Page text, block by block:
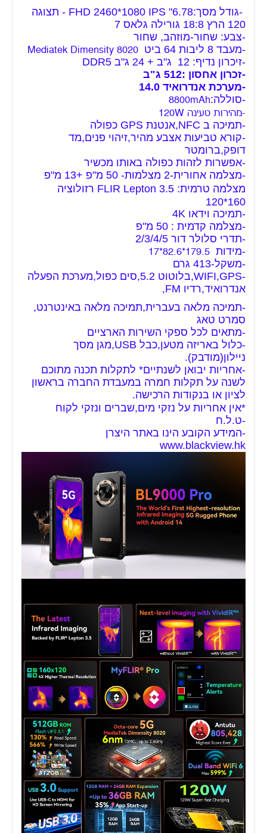
-גודל מסך:6.78" FHD 2460*1080 IPS - תצוגה
120 הרץ 18:8 גורילה גלאס 7
-צבע: שחור-מוזהב, שחור
-מעבד 8 ליבות 64 ביט
-זיכרון נדיף: 12 ג"ב + 24 ג"ב DDR5
-זכרון אחסון :512 ג"ב
-מערכת אנדרואיד 14.0
-סוללה:8800mAh
-מהירות טעינה 120W
-תמיכה ב NFC,אנטנת GPS כפולה
-קורא טביעות אצבע מהיר,זיהוי פנים,מד
דופק,ברומטר
-אפשרות לזהות כפולה באותו מכשיר
-מצלמה אחורית-2 מצלמות- 50 מ"פ +13 מ"פ
מצלמה טרמית: FLIR Lepton 3.5 רזולוציה
160*120
-תמיכה וידאו 4K
-מצלמה קדמית : 50 מ"פ
-תדרי סלולר דור 2/3/4/5
-מידות
-משקל-413 גרם
-WIFI,GPS,בלוטוט 5.2,סים כפול,מערכת הפעלה
אנדרואיד,רדיו FM,
-תמיכה מלאה בעברית,תמיכה מלאה באינטרנט,
סמרט טאג
-מתאים לכל ספקי השירות הארציים
-כלול באריזה מטען,כבל USB,מגן מסך
ניילון(מודבק).
-אחריות יבואן לשנתיים* לתקלות תכנה מתוכם
לשנה על תקלות חמרה במעבדת החברה בראשון
לציון או בנקודות הרכישה.
*אין אחריות על נזקי מים,שברים ונזקי לקוח
-ט.ל.ח
-המידע הקובע הינו באתר היצרן
www.blackview.hk